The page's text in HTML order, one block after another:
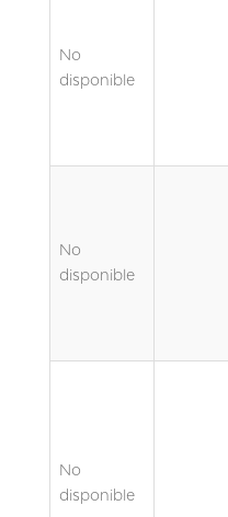
No
disponible
No
disponible
No
disponible